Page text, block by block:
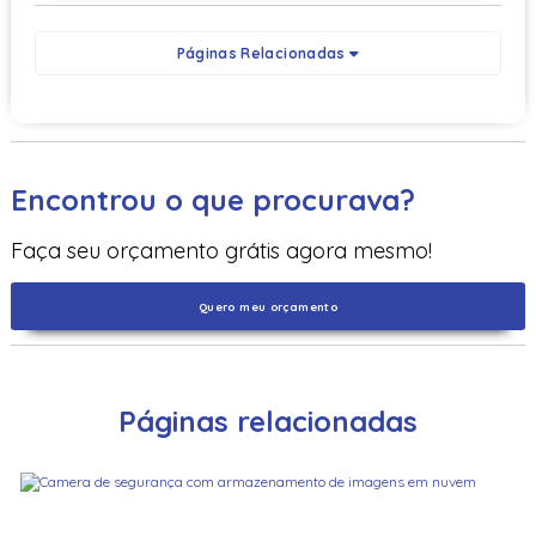
Páginas Relacionadas
Encontrou o que procurava?
Faça seu orçamento grátis agora mesmo!
Quero meu orçamento
Páginas relacionadas